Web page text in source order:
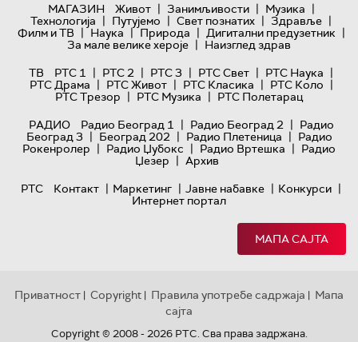
МАГАЗИН
Живот | Занимљивости | Музика |
Технологијa | Путујемо | Свет познатих | Здравље |
Филм и ТВ | Наука | Природа | Дигитални предузетник |
За мале велике хероје | Наизглед здрав
ТВ
РТС 1 | РТС 2 | РТС 3 | РТС Свет | РТС Наука |
РТС Драма | РТС Живот | РТС Класика | РТС Коло |
РТС Трезор | РТС Музика | РТС Полетарац
РАДИО
Радио Београд 1 | Радио Београд 2 | Радио
Београд 3 | Београд 202 | Радио Плетеница | Радио
Рокенролер | Радио Џубокс | Радио Вртешка | Радио
Џезер | Архив
РТС
Контакт | Маркетинг | Јавне набавке | Конкурси |
Интернет портал
МАПА САЈТА
Приватност | Copyright | Правила употребе садржаја | Мапа
сајта
Copyright © 2008 - 2026 РТС. Сва права задржана.